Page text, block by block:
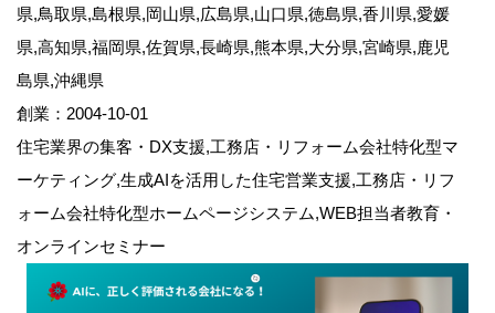
県,鳥取県,島根県,岡山県,広島県,山口県,徳島県,香川県,愛媛
県,高知県,福岡県,佐賀県,長崎県,熊本県,大分県,宮崎県,鹿児
島県,沖縄県
創業：2004-10-01
住宅業界の集客・DX支援,工務店・リフォーム会社特化型マ
ーケティング,生成AIを活用した住宅営業支援,工務店・リフ
ォーム会社特化型ホームページシステム,WEB担当者教育・
オンラインセミナー